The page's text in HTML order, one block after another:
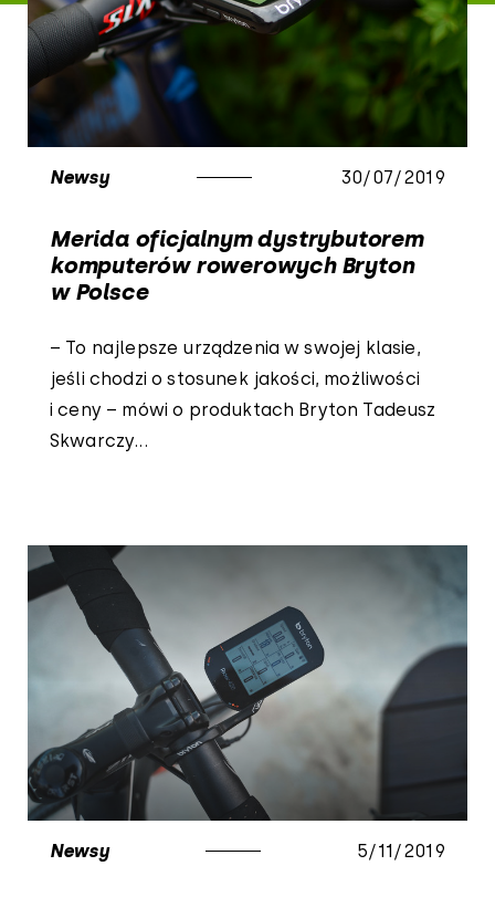
Newsy 30/07/2019
Merida oficjalnym dystrybutorem
komputerów rowerowych Bryton
w Polsce
– To najlepsze urządzenia w swojej klasie,
jeśli chodzi o stosunek jakości, możliwości
i ceny – mówi o produktach Bryton Tadeusz
Skwarczy...
Newsy 5/11/2019